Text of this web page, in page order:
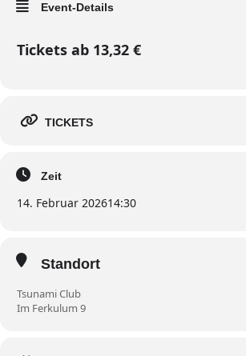
Event-Details
Tickets ab 13,32 €
TICKETS
Zeit
14. Februar 202614:30
Standort
Tsunami Club
Im Ferkulum 9